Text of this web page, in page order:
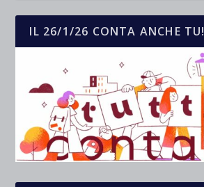
IL 26/1/26 CONTA ANCHE TU!